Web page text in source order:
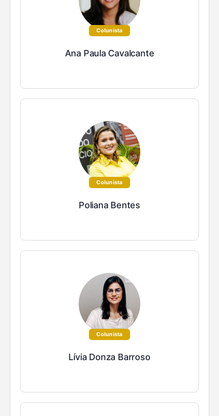
Colunista
Ana Paula Cavalcante
Colunista
Poliana Bentes
Colunista
Lívia Donza Barroso